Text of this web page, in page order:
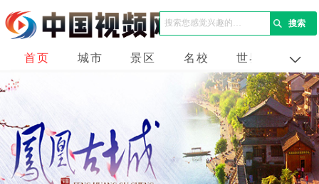
首页 城市 景区 名校 世界 企业